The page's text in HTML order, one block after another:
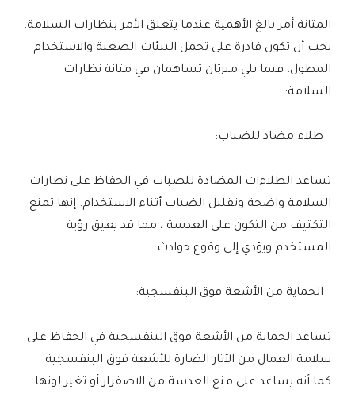
المتانة أمر بالغ الأهمية عندما يتعلق الأمر بنظارات السلامة.
يجب أن تكون قادرة على تحمل البيئات الصعبة والاستخدام
المطول. فيما يلي ميزتان تساهمان في متانة نظارات
السلامة:
– طلاء مضاد للضباب:
تساعد الطلاءات المضادة للضباب في الحفاظ على نظارات
السلامة واضحة وتقليل الضباب أثناء الاستخدام. إنها تمنع
التكثيف من التكون على العدسة ، مما قد يعيق رؤية
المستخدم ويؤدي إلى وقوع حوادث.
– الحماية من الأشعة فوق البنفسجية:
تساعد الحماية من الأشعة فوق البنفسجية في الحفاظ على
سلامة العمال من الآثار الضارة للأشعة فوق البنفسجية.
كما أنه يساعد على منع العدسة من الاصفرار أو تغير لونها